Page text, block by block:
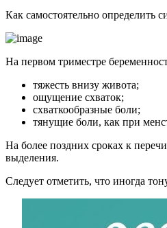
Как самостоятельно определить
На первом триместре
тяжесть внизу живота;
ощущение схваток;
схваткообразные боли;
тянущие боли, как при
На более поздних сроках к
выделения.
Следует отметить, что иногда